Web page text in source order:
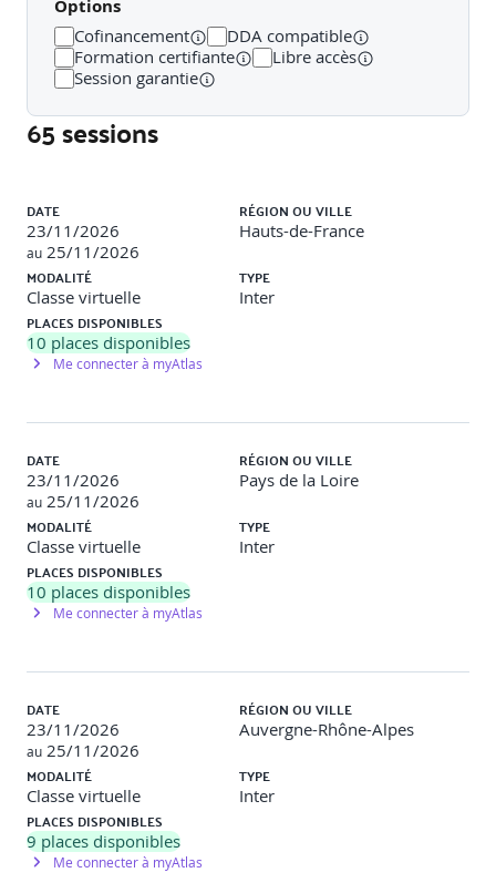
Accès à notre plateforme digitale 15 jours avant le début de
la formation
Ouverture du forum d’échanges entre les participants
Support numérique préparatoire, présentant l’histoire
de la méthode PRINCE2® et la définition des principaux
concepts de la méthode
PENDANT (EN PRÉSENTIEL OU EN CV/3 JOURS)
E-quiz de démarrage
Qu’est-ce qu’un projet ?
Qu’est-ce qu’un chef de projet et quel est son rôle
?
Qu’est-ce que le management de projet ?
1. PRÉSENTER LES PRINCIPES PRINCE2®
Justification continue pour l’entreprise
Rôles, responsabilités et relations définis
Management par séquences
Management par exception
Focalisation produit
Adaptation à l’environnement du projet
REX :en sous-groupes, à partir des expériences et projets
concrets des participants, retour sur les difficultés
Options
Cofinancement
DDA compatible
Formation certifiante
Libre accès
Session garantie
65 sessions
DATE
23/11/2026
au 25/11/2026
RÉGION OU VILLE
Hauts-de-France
MODALITÉ
Classe virtuelle
TYPE
Inter
PLACES DISPONIBLES
10 places disponibles
Me connecter à myAtlas
DATE
23/11/2026
au 25/11/2026
RÉGION OU VILLE
Pays de la Loire
MODALITÉ
Classe virtuelle
TYPE
Inter
PLACES DISPONIBLES
10 places disponibles
Me connecter à myAtlas
DATE
23/11/2026
au 25/11/2026
RÉGION OU VILLE
Auvergne-Rhône-Alpes
MODALITÉ
Classe virtuelle
TYPE
Inter
PLACES DISPONIBLES
9 places disponibles
Me connecter à myAtlas